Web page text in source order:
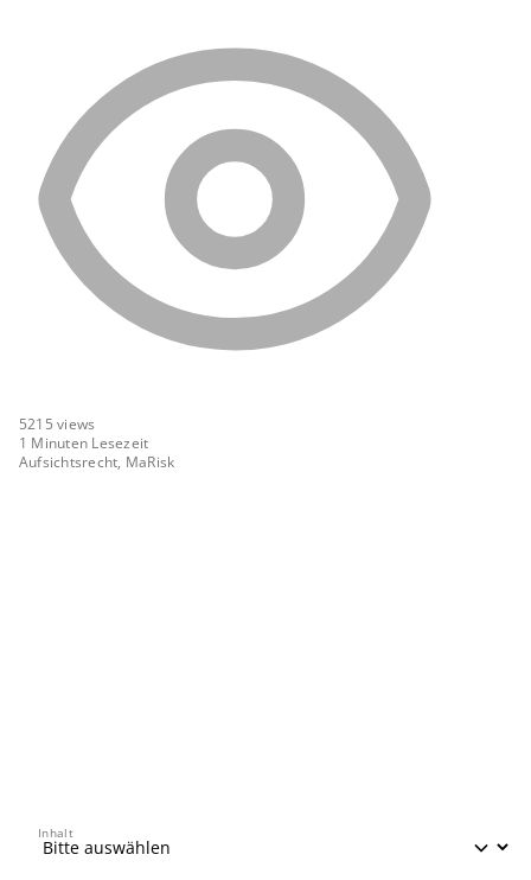
5215 views
1 Minuten Lesezeit
Aufsichtsrecht, MaRisk
Inhalt
Inhalt